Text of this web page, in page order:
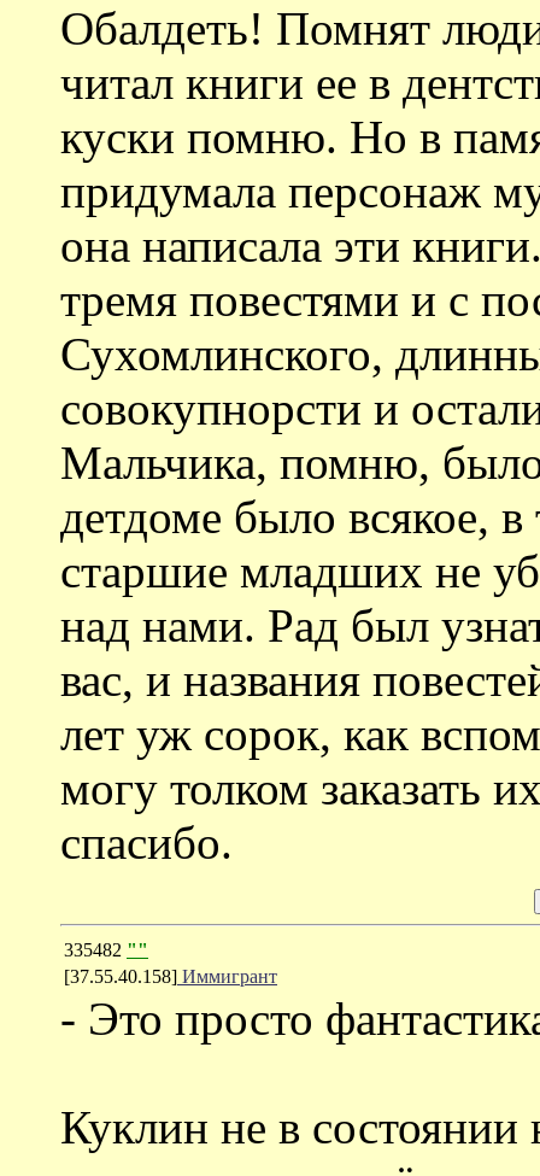
Обалдеть! Помнят
читал книги ее в
куски помню. Но в
придумала персонаж
она написала эти
тремя повестями и с
Сухомлинского,
совокупнорсти и
Мальчика, помню,
детдоме было всякое,
старшие младших не
над нами. Рад был
вас, и названия
лет уж сорок, как
могу толком заказать
спасибо.
335482 ""
[37.55.40.158] Иммигрант
- Это просто
Куклин не в состоянии